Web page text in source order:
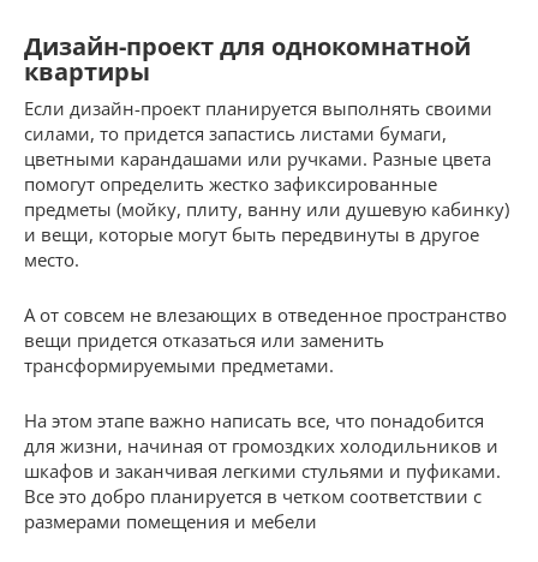
Дизайн-проект для однокомнатной
квартиры
Если дизайн-проект планируется выполнять своими
силами, то придется запастись листами бумаги,
цветными карандашами или ручками. Разные цвета
помогут определить жестко зафиксированные
предметы (мойку, плиту, ванну или душевую кабинку)
и вещи, которые могут быть передвинуты в другое
место.
А от совсем не влезающих в отведенное пространство
вещи придется отказаться или заменить
трансформируемыми предметами.
На этом этапе важно написать все, что понадобится
для жизни, начиная от громоздких холодильников и
шкафов и заканчивая легкими стульями и пуфиками.
Все это добро планируется в четком соответствии с
размерами помещения и мебели